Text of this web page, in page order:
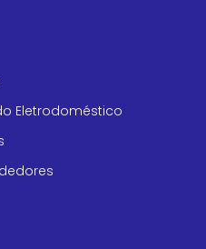
Eletrodoméstico